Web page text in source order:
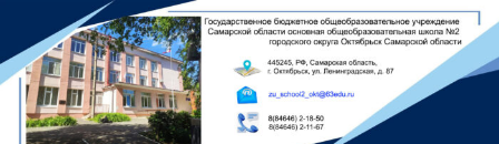
содержимому